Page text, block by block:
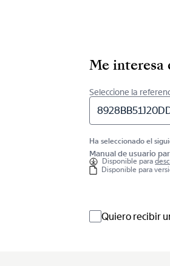
Me interesa
Seleccione la
Ha seleccionado el
Manual de usuario
Disponible para
Disponible para
Quiero recibir